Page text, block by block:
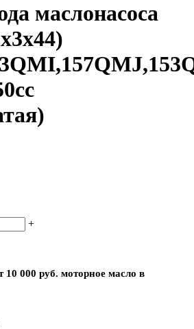
маслонасоса
+
10 000 руб. моторное масло в